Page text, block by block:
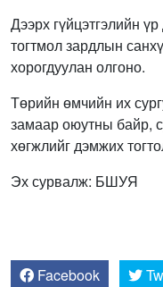
Дээрх гүйцэтгэлийн
тогтмол зардлын
хорогдуулан олгоно.
Төрийн өмчийн их
замаар оюутны байр,
хөгжлийг дэмжих
Эх сурвалж: БШУЯ
Facebook